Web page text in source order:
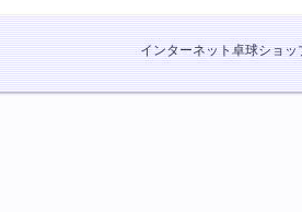
インターネット卓球ショ